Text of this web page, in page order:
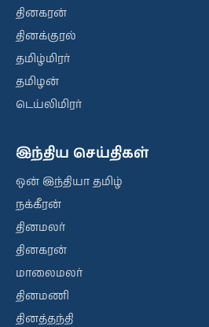
தினகரன்
தினக்குரல்
தமிழ்மிரர்
தமிழன்
டெய்லிமிரர்
இந்திய செய்திகள்
ஒன் இந்தியா தமிழ்
நக்கீரன்
தினமலர்
தினகரன்
மாலைமலர்
தினமணி
தினத்தந்தி